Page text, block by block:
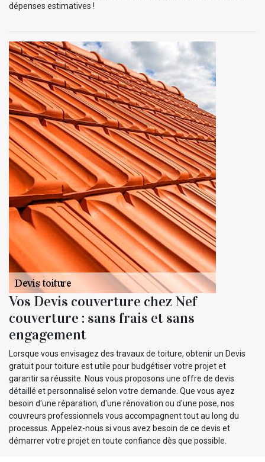
dépenses estimatives !
Vos Devis couverture chez Nef
couverture : sans frais et sans
engagement
Lorsque vous envisagez des travaux de toiture, obtenir un Devis
gratuit pour toiture est utile pour budgétiser votre projet et
garantir sa réussite. Nous vous proposons une offre de devis
détaillé et personnalisé selon votre demande. Que vous ayez
besoin d'une réparation, d'une rénovation ou d'une pose, nos
couvreurs professionnels vous accompagnent tout au long du
processus. Appelez-nous si vous avez besoin de ce devis et
démarrer votre projet en toute confiance dès que possible.